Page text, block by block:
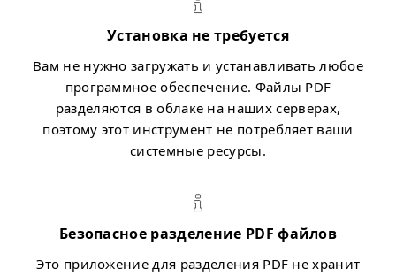
Установка не требуется
Вам не нужно загружать и устанавливать любое
программное обеспечение. Файлы PDF
разделяются в облаке на наших серверах,
поэтому этот инструмент не потребляет ваши
системные ресурсы.
Безопасное разделение PDF файлов
Это приложение для разделения PDF не хранит